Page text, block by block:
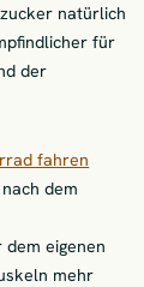
natürlich
für
der
fahren
dem
eigenen
mehr